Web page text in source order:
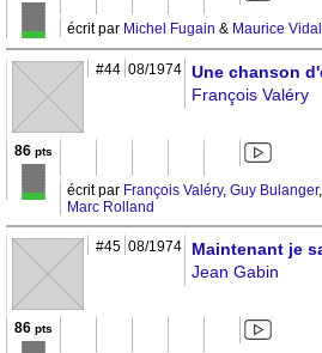
écrit par Michel Fugain & Maurice
#44 08/1974 Une chanson
François Valéry
86 pts
écrit par François Valéry, Guy Bulanger,
Marc Rolland
#45 08/1974
Maintenant je
Jean Gabin
86 pts